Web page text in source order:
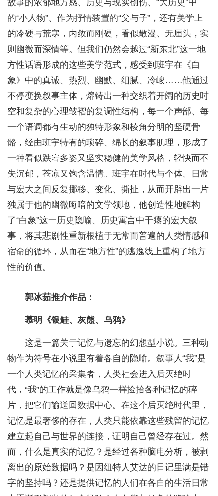
故事的浓郁地方感、历史与现实创伤、“大历史”中
的“小人物”、作为抒情装置的“父与子”，还有美学上
的冷硬与荒寒，内敛而刚硬，看似散漫、无厘头，实
则幽微而深情等。但我们仍然会越过“新东北”这一地
方性话语形成的这些美学范式，感受到班宇在《白
象》中的真诚、热烈、幽默、细腻、冷峻……他通过
不停变换叙事主体，熔铸出一种交织着开阔的历史时
空和复杂的心理皱褶的复调性结构，每一个声部、每
一个语调都有生动的独特形象和棱角分明的坚硬骨
骼，经由班宇特有的琐碎、绵长的叙事肌理，形成了
一种看似跌宕多姿又坚实稳健的美学风格，轻快而不
失沉郁，苍凉又饱含温情。班宇在时代与个体、日常
与宏大之间反复挪移、变化、撕扯，从而开辟出一片
独属于他的幽微晦暗的文学领地，他创造性地解构
了“白象”这一历史隐喻、历史寓言中干瘪的宏大叙
事，将其悲剧性重新根植于无常而普遍的人类情感和
宿命的循环，从而在“地方性”的逃逸线上重构了地方
性的价值。
郭冰茹推介作品：
慕明《银鲑、灰熊、乌鸦》
这是一篇关于记忆与遗忘的幻想型小说。三种动
物作为符号在小说里有着各自的隐喻。叙事人“我”是
一个人类记忆的采集者，人类社会进入后灭绝时
代，“我”的工作就是像乌鸦一样捡拾各种记忆的碎
片，把它们输送回数据中心。在这个后灭绝时代里，
记忆是最奢侈的存在，人类只能依靠这些残留的记忆
建立起自己与世界的连接，证明自己曾经存在过。然
而，什么是真实的记忆？是经过各种脑电分析，被剥
离出的原始数据吗？是因纽特人艾达的日记里满是错
字的坚持吗？还是提供记忆的人们在各自的生活日常